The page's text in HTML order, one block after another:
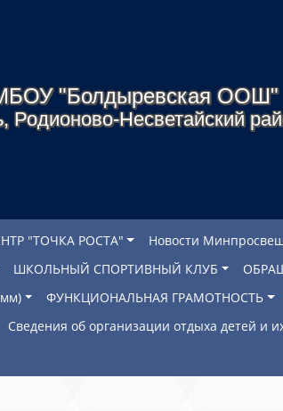
"Болдыревская ООШ"
Родионово-Несветайский
"ТОЧКА РОСТА" Новости
ШКОЛЬНЫЙ СПОРТИВНЫЙ КЛУБ
ФУНКЦИОНАЛЬНАЯ ГРАМОТНОСТЬ
Сведения об организации отдыха детей и